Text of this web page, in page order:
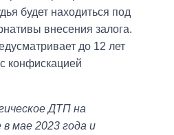
будет находиться под
внесения залога.
до 12 лет
конфискацией
ДТП на
в мае 2023 года и